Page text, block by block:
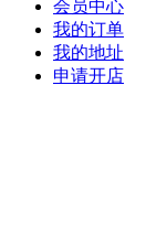
会员中心
我的订单
我的地址
申请开店